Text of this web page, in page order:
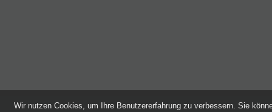
Wir nutzen Cookies, um Ihre Benutzererfahrung zu verbessern. Sie